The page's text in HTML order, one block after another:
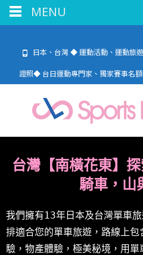
日本、台灣 ◆ 運動活動、運動旅
證照◆ 台日運動專門家、獨家賽事名額
台灣【南橫花東】
騎車，山
我們擁有13年日本及台灣單車
排適合您的單車旅遊，路線上
驗，物產體驗，極美秘境，用
MENU